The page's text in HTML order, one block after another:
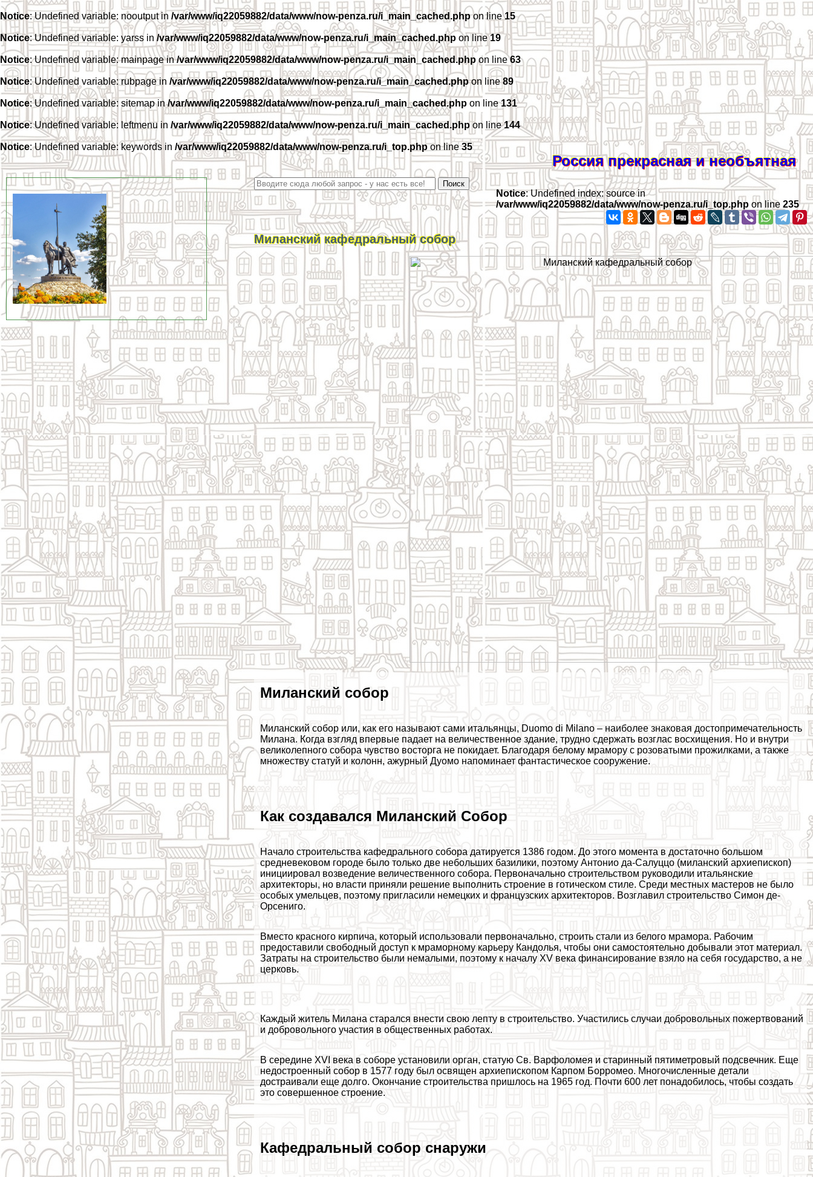
Notice: Undefined variable: nooutput in /var/www/iq22059882/data/www/now-penza.ru/i_main_cached.phpon line15
Notice: Undefined variable: yarss in /var/www/iq22059882/data/www/now-penza.ru/i_main_cached.php on line19
Notice: Undefined variable: mainpage in/var/www/iq22059882/data/www/now-penza.ru/i_main_cached.phpon line63
Notice: Undefined variable: rubpage in /var/www/iq22059882/data/www/now-penza.ru/i_main_cached.phpon line89
Notice: Undefined variable: sitemap in/var/www/iq22059882/data/www/now-penza.ru/i_main_cached.php on line131
Notice: Undefined variable: leftmenu in /var/www/iq22059882/data/www/now-penza.ru/i_main_cached.phpon line144
Notice: Undefined variable: keywords in /var/www/iq22059882/data/www/now-penza.ru/i_top.phpon line35
Россия прекрасная и необъятная
Notice: Undefined index: source in
/var/www/iq22059882/data/www/now-penza.ru/i_top.php on line235
Миланский кафедральный собор
Миланский собор
Миланский собор или, как его называют сами итальянцы, Duomo di Milano – наиболее знаковая достопримечательность
Милана. Когда взгляд впервые падает на величественное здание, трудно сдержать возглас восхищения. Но и внутри
великолепного собора чувство восторга не покидает. Благодаря белому мрамору с розоватыми прожилками, а также
множеству статуй и колонн, ажурный Дуомо напоминает фантастическое сооружение.
Как создавался Миланский Собор
Начало строительства кафедрального собора датируется 1386 годом. До этого момента в достаточно большом
средневековом городе было только две небольших базилики, поэтому Антонио да-Салуццо (миланский архиепископ)
инициировал возведение величественного собора. Первоначально строительством руководили итальянские
архитекторы, но власти приняли решение выполнить строение в готическом стиле. Среди местных мастеров не было
особых умельцев, поэтому пригласили немецких и французских архитекторов. Возглавил строительство Симон де-
Орсениго.
Вместо красного кирпича, который использовали первоначально, строить стали из белого мрамора. Рабочим
предоставили свободный доступ к мраморному карьеру Кандолья, чтобы они самостоятельно добывали этот материал.
Затраты на строительство были немалыми, поэтому к началу XV века финансирование взяло на себя государство, а не
церковь.
Каждый житель Милана старался внести свою лепту в строительство. Участились случаи добровольных пожертвований
и добровольного участия в общественных работах.
В середине XVI века в соборе установили орган, статую Св. Варфоломея и старинный пятиметровый подсвечник. Еще
недостроенный собор в 1577 году был освящен архиепископом Карпом Борромео. Многочисленные детали
достраивали еще долго. Окончание строительства пришлось на 1965 год. Почти 600 лет понадобилось, чтобы создать
это совершенное строение.
Кафедральный собор снаружи